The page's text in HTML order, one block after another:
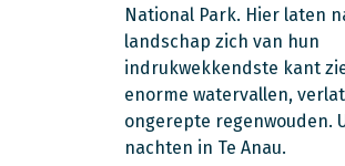
National Park. Hier laten
landschap zich van hun
indrukwekkendste kant
enorme watervallen,
ongerepte regenwouden.
nachten in Te Anau.